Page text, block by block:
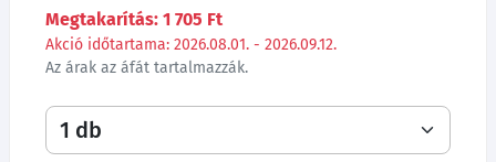
Megtakarítás: 1 705 Ft
Akció időtartama: 2026.08.01. - 2026.09.12.
Az árak az áfát tartalmazzák.